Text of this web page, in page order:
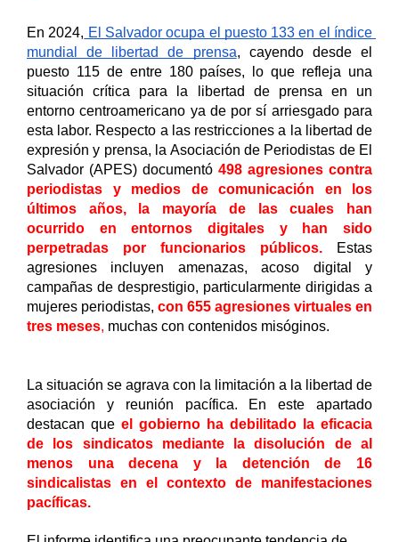
En 2024, El Salvador ocupa el puesto 133 en el índice
mundial de libertad de prensa, cayendo desde el
puesto 115 de entre 180 países, lo que refleja una
situación crítica para la libertad de prensa en un
entorno centroamericano ya de por sí arriesgado para
esta labor. Respecto a las restricciones a la libertad de
expresión y prensa, la Asociación de Periodistas de El
Salvador (APES) documentó 498 agresiones contra
periodistas y medios de comunicación en los
últimos años, la mayoría de las cuales han
ocurrido en entornos digitales y han sido
perpetradas por funcionarios públicos.
Estas
agresiones incluyen amenazas, acoso digital y
campañas de desprestigio, particularmente dirigidas a
mujeres periodistas, con 655 agresiones virtuales en
tres meses, muchas con contenidos misóginos.
La situación se agrava con la limitación a la libertad de
asociación y reunión pacífica. En este apartado
destacan que el gobierno ha debilitado la eficacia
de los sindicatos mediante la disolución de al
menos una decena y la detención de 16
sindicalistas en el contexto de manifestaciones
pacíficas.